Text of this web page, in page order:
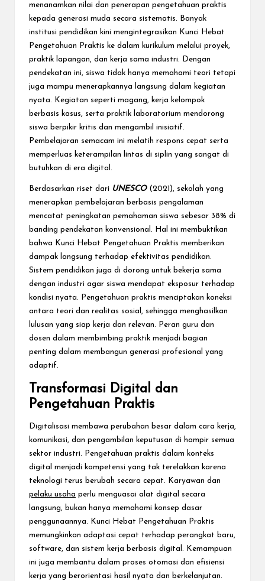
menanamkan nilai dan penerapan pengetahuan praktis
kepada generasi muda secara sistematis. Banyak
institusi pendidikan kini mengintegrasikan Kunci Hebat
Pengetahuan Praktis ke dalam kurikulum melalui proyek,
praktik lapangan, dan kerja sama industri. Dengan
pendekatan ini, siswa tidak hanya memahami teori tetapi
juga mampu menerapkannya langsung dalam kegiatan
nyata. Kegiatan seperti magang, kerja kelompok
berbasis kasus, serta praktik laboratorium mendorong
siswa berpikir kritis dan mengambil inisiatif.
Pembelajaran semacam ini melatih respons cepat serta
memperluas keterampilan lintas di siplin yang sangat di
butuhkan di era digital.
Berdasarkan riset dari UNESCO (2021), sekolah yang
menerapkan pembelajaran berbasis pengalaman
mencatat peningkatan pemahaman siswa sebesar 38% di
banding pendekatan konvensional. Hal ini membuktikan
bahwa Kunci Hebat Pengetahuan Praktis memberikan
dampak langsung terhadap efektivitas pendidikan.
Sistem pendidikan juga di dorong untuk bekerja sama
dengan industri agar siswa mendapat eksposur terhadap
kondisi nyata. Pengetahuan praktis menciptakan koneksi
antara teori dan realitas sosial, sehingga menghasilkan
lulusan yang siap kerja dan relevan. Peran guru dan
dosen dalam membimbing praktik menjadi bagian
penting dalam membangun generasi profesional yang
adaptif.
Transformasi Digital dan
Pengetahuan Praktis
Digitalisasi membawa perubahan besar dalam cara kerja,
komunikasi, dan pengambilan keputusan di hampir semua
sektor industri. Pengetahuan praktis dalam konteks
digital menjadi kompetensi yang tak terelakkan karena
teknologi terus berubah secara cepat. Karyawan dan
pelaku usaha perlu menguasai alat digital secara
langsung, bukan hanya memahami konsep dasar
penggunaannya. Kunci Hebat Pengetahuan Praktis
memungkinkan adaptasi cepat terhadap perangkat baru,
software, dan sistem kerja berbasis digital. Kemampuan
ini juga membantu dalam proses otomasi dan efisiensi
kerja yang berorientasi hasil nyata dan berkelanjutan.